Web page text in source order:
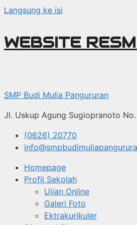
Langsung ke isi
WEBSITE
SMP Budi Mulia Pangururan
Jl. Uskup Agung Sugiopranoto
(0626) 20770
Homepage
Profil Sekolah
Ujian Online
Galeri Foto
Ektrakurikuler